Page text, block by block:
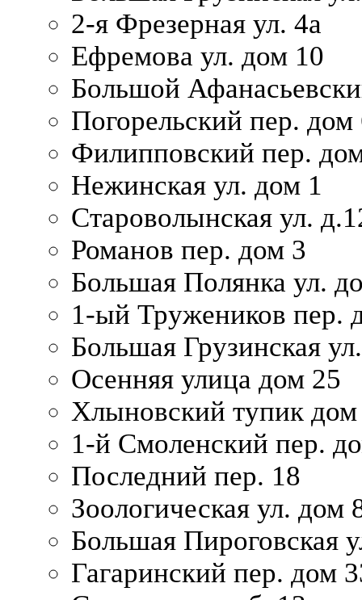
2-я Фрезерная ул. 4а
Ефремова ул. дом 10
Большой
Погорельский пер. дом
Филипповский пер.
Нежинская ул. дом 1
Староволынская ул.
Романов пер. дом 3
Большая Полянка ул.
1-ый Тружеников пер.
Большая Грузинская
Осенняя улица дом 25
Хлыновский тупик
1-й Смоленский пер.
Последний пер. 18
Зоологическая ул. дом
Большая Пироговская
Гагаринский пер. дом